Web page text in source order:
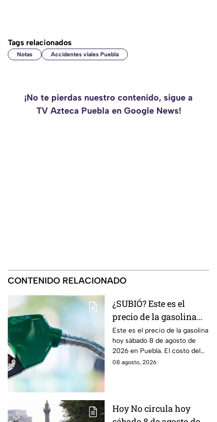
Tags relacionados
Notas Accidentes viales Puebla
¡No te pierdas nuestro contenido, sigue a
TV Azteca Puebla en Google News!
CONTENIDO RELACIONADO
¿SUBIÓ? Este es el
precio de la gasolina
Puebla hoy sábado 8 de
agosto de 2026
Este es el precio de la gasolina
hoy sábado 8 de agosto de
2026 en Puebla. El costo del
combustible cambia todos los
08 agosto, 2026
Hoy No circula hoy